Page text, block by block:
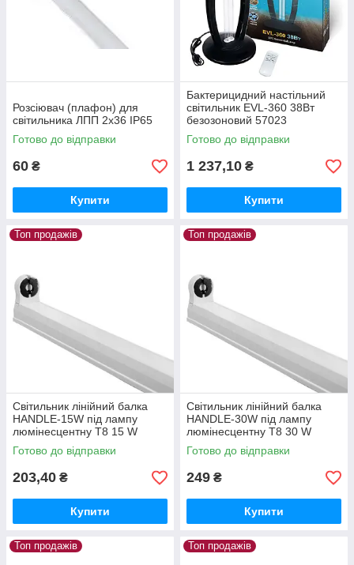
Розсіювач (плафон) для
світильника ЛПП 2х36 IP65
Готово до відправки
60 ₴
Купити
Бактерицидний настільний
світильник EVL-360 38Вт
безозоновий 57023
Готово до відправки
1 237,10 ₴
Купити
Топ продажів
Світильник лінійний балка
HANDLE-15W під лампу
люмінесцентну Т8 15 W
57087
Готово до відправки
203,40 ₴
Купити
Топ продажів
Світильник лінійний балка
HANDLE-30W під лампу
люмінесцентну Т8 30 W
57088
Готово до відправки
249 ₴
Купити
Топ продажів Топ продажів